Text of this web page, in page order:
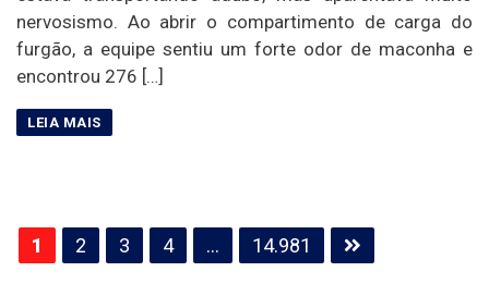
nervosismo. Ao abrir o compartimento de carga do
furgão, a equipe sentiu um forte odor de maconha e
encontrou 276 […]
Paginação
de
1 2 3 4 … 14.981